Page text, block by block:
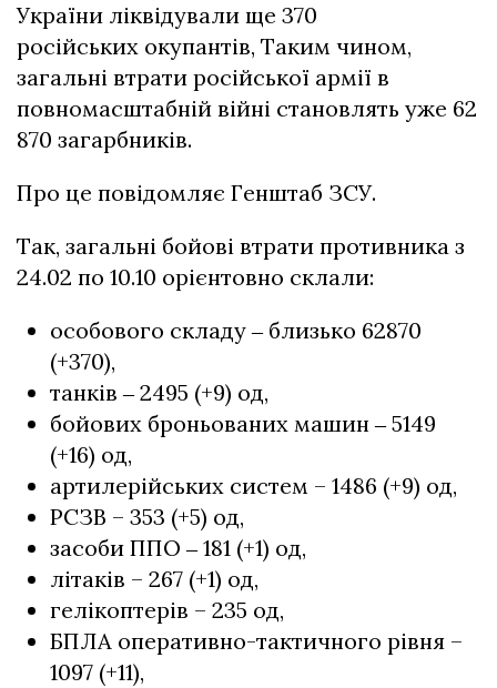
України ліквідували ще 370
російських окупантів, Таким чином,
загальні втрати російської армії в
повномасштабній війні становлять уже 62
870 загарбників.
Про це повідомляє Генштаб ЗСУ.
Так, загальні бойові втрати противника з
24.02 по 10.10 орієнтовно склали:
особового складу ‒ близько 62870
(+370),
танків ‒ 2495 (+9) од,
бойових броньованих машин ‒ 5149
(+16) од,
артилерійських систем – 1486 (+9) од,
РСЗВ – 353 (+5) од,
засоби ППО ‒ 181 (+1) од,
літаків – 267 (+1) од,
гелікоптерів – 235 од,
БПЛА оперативно-тактичного рівня –
1097 (+11),